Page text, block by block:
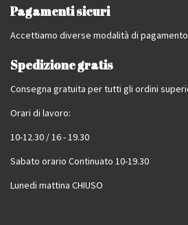
Pagamenti sicuri
Accettiamo diverse modalità di
Spedizione gratis
Consegna gratuita per tutti gli ordini
Orari di lavoro:
10-12.30 / 16 - 19.30
Sabato orario Continuato 10-19.30
Lunedi mattina CHIUSO